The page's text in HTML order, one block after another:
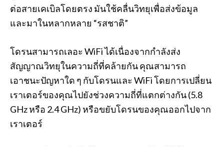
ต่อสายเคเบิลโดยตรง มันใช้คลื่นวิทยุเพื่อส่งข้อมูล
และมาในหลากหลาย “รสชาติ”
โดรนสามารถเลอะ WiFi ได้เนื่องจากกำลังส่ง
สัญญาณวิทยุในความถี่ที่คล้ายกัน คุณสามารถ
เอาชนะปัญหาใด ๆ กับโดรนและ WiFi โดยการเปลี่ยน
เราเตอร์ของคุณไปยังช่วงความถี่ที่แตกต่างกัน (5.8
GHz หรือ 2.4 GHz) หรือขยับโดรนของคุณออกไปจาก
เราเตอร์